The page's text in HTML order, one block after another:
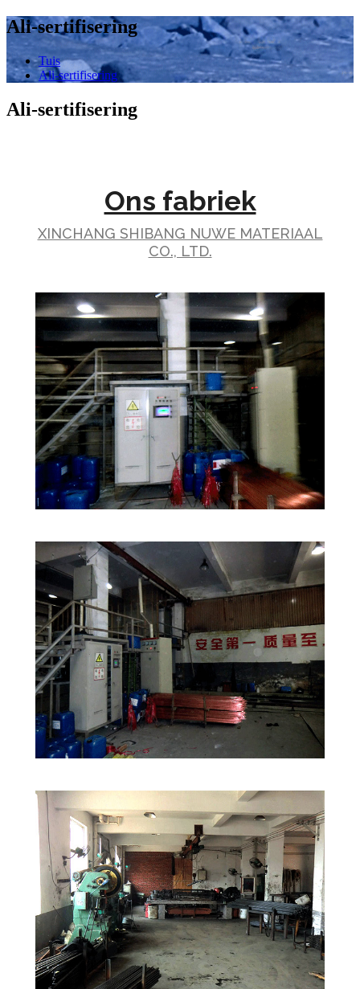
Ali-sertifisering
Tuis
Ali-sertifisering
Ali-sertifisering
Ons fabriek
XINCHANG SHIBANG NUWE MATERIAAL
CO., LTD.